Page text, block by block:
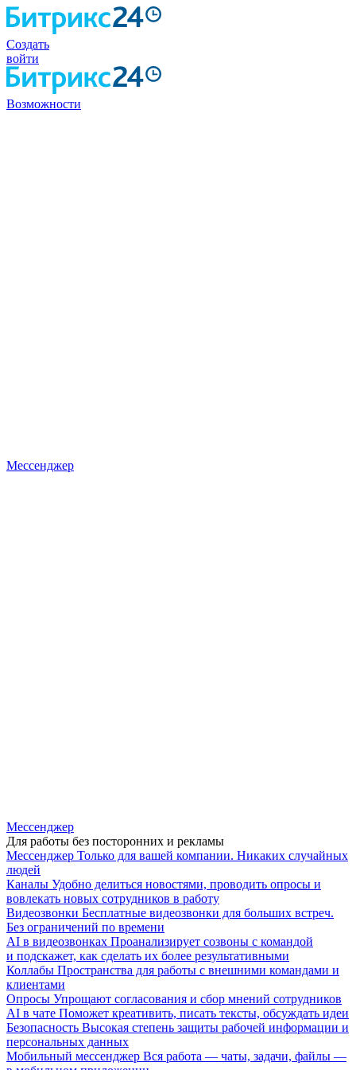
Создать
войти
Возможности
Мессенджер
Мессенджер
Для работы без посторонних и рекламы
Мессенджер Только для вашей компании. Никаких случайных
людей
Каналы Удобно делиться новостями, проводить опросы и
вовлекать новых сотрудников в работу
Видеозвонки Бесплатные видеозвонки для больших встреч.
Без ограничений по времени
AI в видеозвонках Проанализирует созвоны с командой
и подскажет, как сделать их более результативными
Коллабы Пространства для работы с внешними командами и
клиентами
Опросы Упрощают согласования и сбор мнений сотрудников
AI в чате Поможет креативить, писать тексты, обсуждать идеи
Безопасность Высокая степень защиты рабочей информации и
персональных данных
Мобильный мессенджер Вся работа — чаты, задачи, файлы —